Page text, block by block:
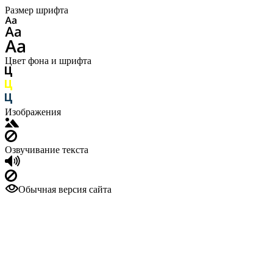
Размер шрифта
Цвет фона и шрифта
Изображения
Озвучивание текста
Обычная версия сайта